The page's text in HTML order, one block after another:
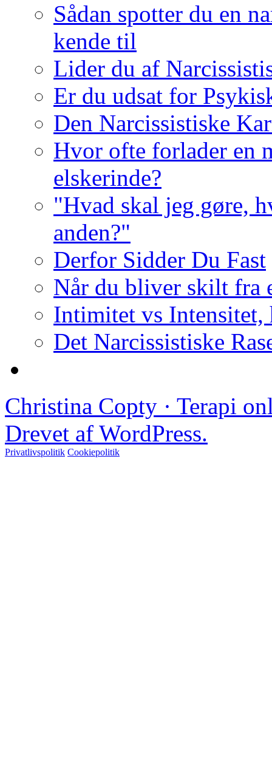
Sådan spotter du en
kende til
Lider du af
Er du udsat for
Den Narcissistiske
Hvor ofte forlader en
elskerinde?
"Hvad skal jeg gøre,
anden?"
Derfor Sidder Du Fast
Når du bliver skilt fra
Intimitet vs Intensitet,
Det Narcissistiske
Christina Copty · Terapi
Drevet af WordPress.
Privatlivspolitik Cookiepolitik